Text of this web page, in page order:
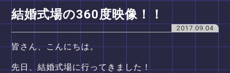
結婚式場の360度映像！！
2017.09.04
皆さん、こんにちは。
先日、結婚式場に行ってきました！